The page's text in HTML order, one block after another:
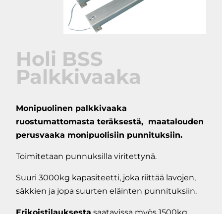
Holi BSS
Palkkivaaka
Monipuolinen palkkivaaka
ruostumattomasta teräksestä, maatalouden
perusvaaka monipuolisiin punnituksiin.
Toimitetaan punnuksilla viritettynä.
Suuri 3000kg kapasiteetti, joka riittää lavojen,
säkkien ja jopa suurten eläinten punnituksiin.